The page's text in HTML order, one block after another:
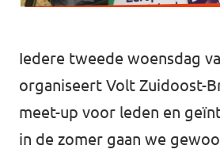
Contact
Sprekersaanvraag
Volt There -
Iedere tweede woensdag
organiseert Volt Zuidoost-
meet-up voor leden en
in de zomer gaan we